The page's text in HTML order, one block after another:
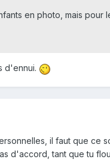
en photo, mais pour
d'ennui.
il faut que ce
d'accord, tant que tu